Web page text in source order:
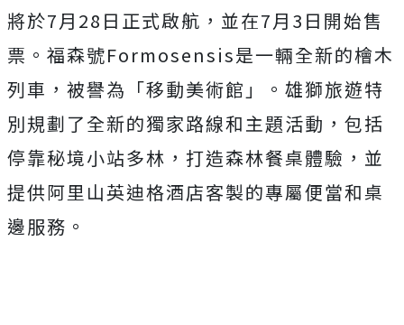
將於7月28日正式啟航，並在7月3日開始售
票。福森號Formosensis是一輛全新的檜木
列車，被譽為「移動美術館」。雄獅旅遊特
別規劃了全新的獨家路線和主題活動，包括
停靠秘境小站多林，打造森林餐桌體驗，並
提供阿里山英迪格酒店客製的專屬便當和桌
邊服務。